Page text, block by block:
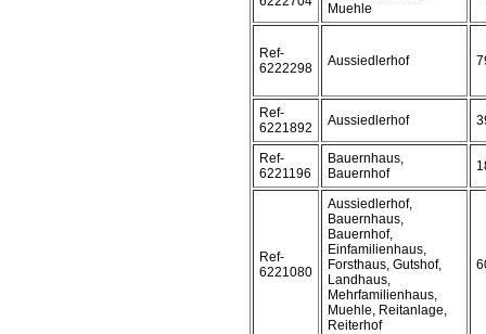
Muehle
Ref-
6222298
Aussiedlerhof
Ref-
6221892
Aussiedlerhof
Ref-
6221196
Bauernhaus,
Bauernhof
Ref-
6221080
Aussiedlerhof,
Bauernhaus,
Bauernhof,
Einfamilienhaus,
Forsthaus, Gutshof,
Landhaus,
Mehrfamilienhaus,
Muehle, Reitanlage,
Reiterhof